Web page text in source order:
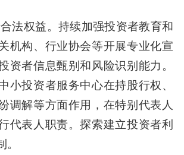
法权益。持续加强投资者教育和
机构、行业协会等开展专业化宣
资者信息甄别和风险识别能力。
小投资者服务中心在持股行权、
调解等方面作用，在特别代表人
代表人职责。探索建立投资者利